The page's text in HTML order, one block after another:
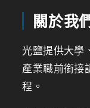
關於我
光鹽提供大學
產業職前銜接
程。